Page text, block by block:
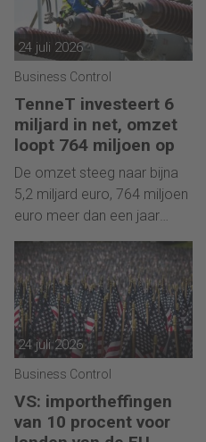
24 juli 2026
Business Control
TenneT investeert 6
miljard in net, omzet
loopt 764 miljoen op
De omzet steeg naar bijna
5,2 miljard euro, 764 miljoen
euro meer dan een jaar
24 juli 2026
Business Control
VS: importheffingen
van 10 procent voor